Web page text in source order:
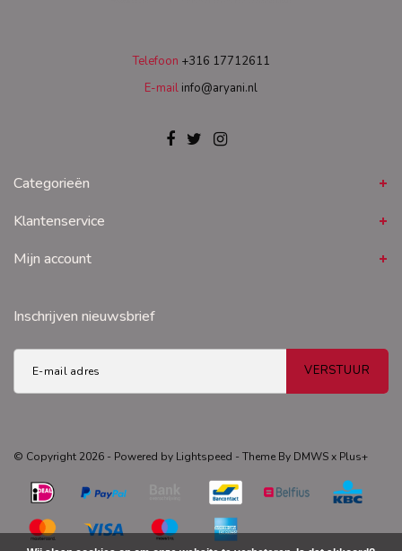
Telefoon +316 17712611
E-mail info@aryani.nl
Categorieën
Klantenservice
Mijn account
Inschrijven nieuwsbrief
VERSTUUR
© Copyright 2026 - Powered by Lightspeed - Theme By DMWSx Plus+